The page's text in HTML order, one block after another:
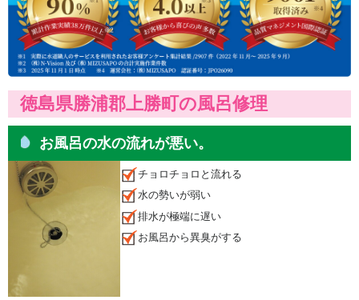
徳島県勝浦郡上勝町の風呂修理
お風呂の水の流れが悪い。
チョロチョロと流れる
水の勢いが弱い
排水が極端に遅い
お風呂から異臭がする